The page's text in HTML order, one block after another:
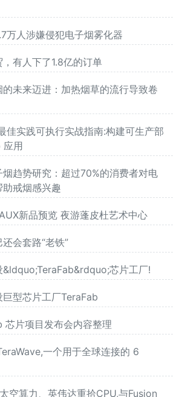
万人涉嫌侵犯电子烟雾化器
有人下了1.8亿的订单
的未来迈进：加热烟草的流行导致卷
佳实践可执行实战指南:构建可生产部
应用
趋势研究：超过70%的消费者对电
戒烟感兴趣
新品预览 夜游蓬皮杜艺术中心
会套路“老铁”
&ldquo;TeraFab&rdquo;芯片工厂!
型芯片工厂TeraFab
芯片项目发布会内容整理
一个用于全球连接的 6
空算力、英伟达重拾CPU,与Fusion